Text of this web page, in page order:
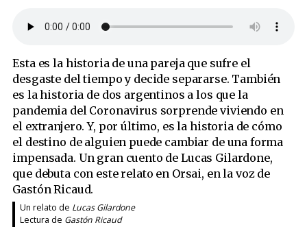
Esta es la historia de una pareja que sufre el
desgaste del tiempo y decide separarse. También
es la historia de dos argentinos a los que la
pandemia del Coronavirus sorprende viviendo en
el extranjero. Y, por último, es la historia de cómo
el destino de alguien puede cambiar de una forma
impensada. Un gran cuento de Lucas Gilardone,
que debuta con este relato en Orsai, en la voz de
Gastón Ricaud.
Un relato de Lucas Gilardone
Lectura de Gastón Ricaud